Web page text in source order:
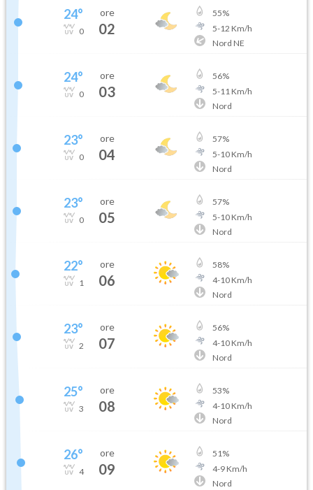
24°
0
ore
02
55%
5-12 Km/h
Nord NE
24°
0
ore
03
56%
5-11 Km/h
Nord
23°
0
ore
04
57%
5-10Km/h
Nord
23°
0
ore
05
57%
5-10Km/h
Nord
22°
1
ore
06
58%
4-10Km/h
Nord
23°
2
ore
07
56%
4-10Km/h
Nord
25°
3
ore
08
53%
4-10Km/h
Nord
26°
4
ore
09
51%
4-9Km/h
Nord